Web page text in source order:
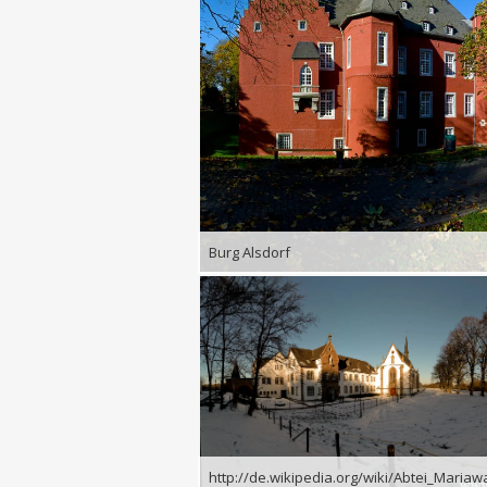
Burg Alsdorf
http://de.wikipedia.org/wiki/